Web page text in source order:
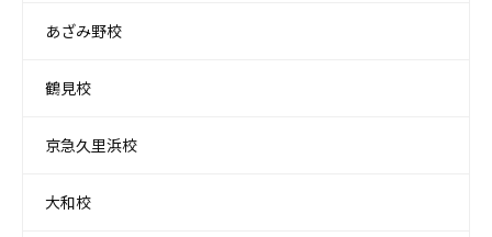
あざみ野校
鶴見校
京急久里浜校
大和校